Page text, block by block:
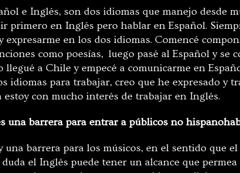
e Inglés, son dos idiomas que manejo desde
primero en Inglés pero hablar en Español.
en los dos idiomas. Comencé
como poesías, luego pasé al Español y se
a Chile y empecé a comunicarme en
idiomas para trabajar, creo que he expresado y
con mucho interés de trabajar en Inglés.
una barrera para entrar a públicos no
barrera para los músicos, en el sentido que
el Inglés puede tener un alcance que permea